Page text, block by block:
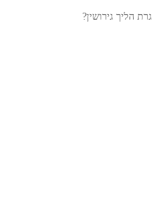
הליך גירושין?